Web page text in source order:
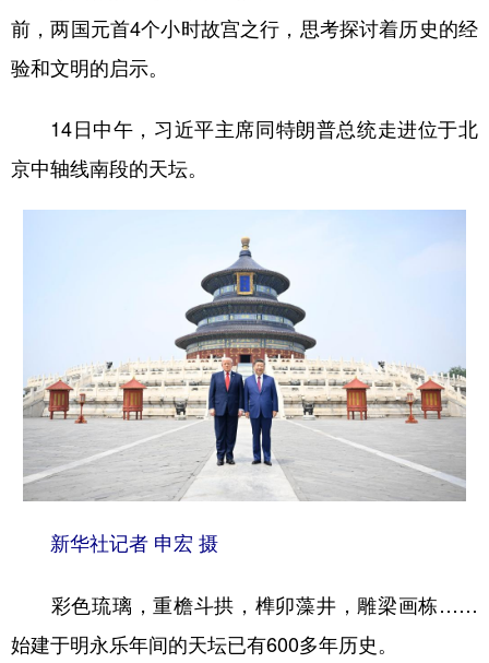
前，两国元首4个小时故宫之行，思考探讨着历史的经
验和文明的启示。
14日中午，习近平主席同特朗普总统走进位于北
京中轴线南段的天坛。
新华社记者 申宏 摄
彩色琉璃，重檐斗拱，榫卯藻井，雕梁画栋……
始建于明永乐年间的天坛已有600多年历史。